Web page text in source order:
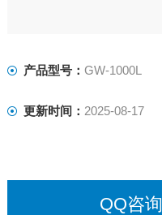
产品型号： GW-1000L
更新时间： 2025-08-17
QQ咨询